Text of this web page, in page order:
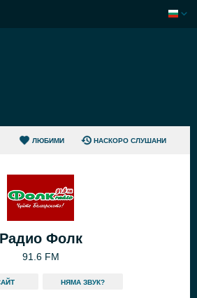
ЛЮБИМИ НАСКОРО СЛУШАНИ
Радио Фолк
91.6 FM
НЯМА ЗВУК?